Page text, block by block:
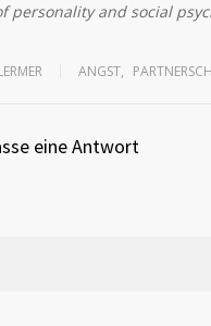
personality and social
ANGST,
eine Antwort